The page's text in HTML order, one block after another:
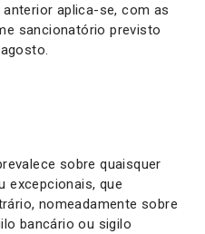
aplica-se, com as
sancionatório previsto
sobre quaisquer
excepcionais, que
nomeadamente sobre
bancário ou sigilo